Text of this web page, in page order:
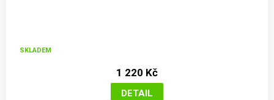
SKLADEM
1 220 Kč